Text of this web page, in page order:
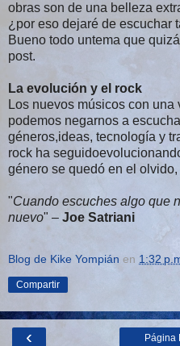
obras son de una belleza
¿por eso dejaré de escuchar
Bueno todo untema que
post.
La evolución y el rock
Los nuevos músicos con
podemos negarnos a
géneros,ideas, tecnología y
rock ha
género se quedó en el
"Cuando escuches algo que
nuevo" – Joe Satriani
Blog de Kike Yompián en 1:32
Compartir
‹ Página